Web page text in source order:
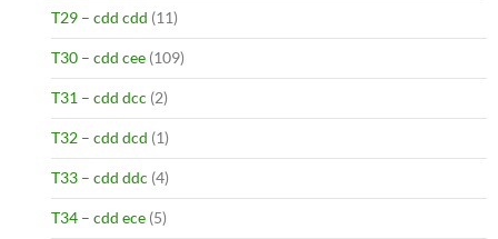
T29 – cdd cdd (11)
T30 – cdd cee (109)
T31 – cdd dcc (2)
T32 – cdd dcd (1)
T33 – cdd ddc (4)
T34 – cdd ece (5)